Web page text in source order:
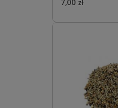
7,00 zł